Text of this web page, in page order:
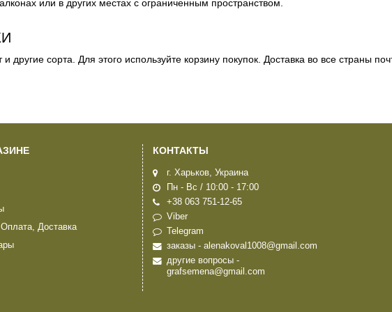
или в других местах с ограниченным пространством.
другие сорта. Для этого используйте корзину покупок. Доставка во все страны
Доставка
КОНТАКТЫ
г. Харьков, Украина
Пн - Вс / 10:00 - 17:00
+38 063 751-12-65
Viber
Telegram
заказы - alenakoval1008@gmail.com
другие вопросы -
grafsemena@gmail.com